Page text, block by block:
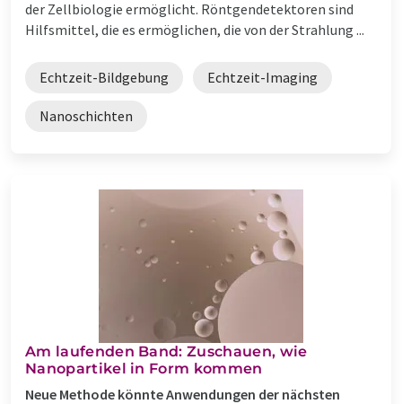
der Zellbiologie ermöglicht. Röntgendetektoren sind
Hilfsmittel, die es ermöglichen, die von der Strahlung ...
Echtzeit-Bildgebung Echtzeit-Imaging
Nanoschichten
Am laufenden Band: Zuschauen, wie
Nanopartikel in Form kommen
Neue Methode könnte Anwendungen der nächsten